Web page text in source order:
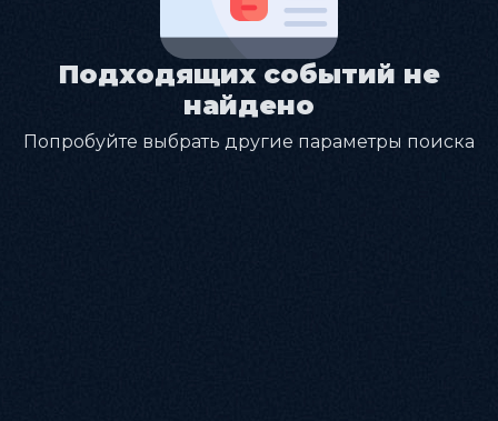
Подходящих событий не
найдено
Попробуйте выбрать другие параметры поиска